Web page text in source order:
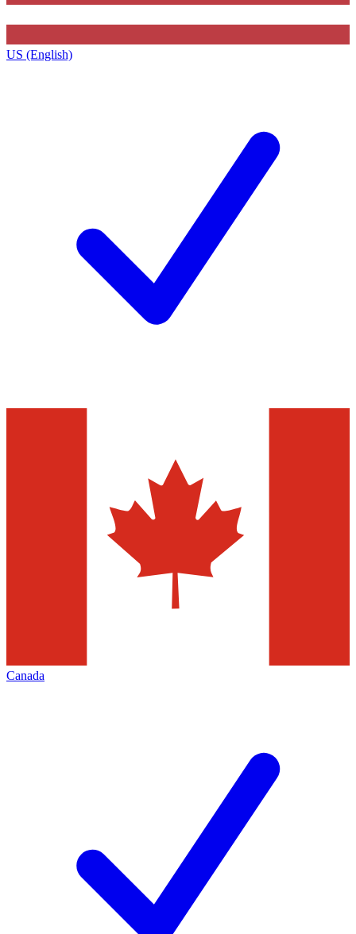
US (English)
Canada